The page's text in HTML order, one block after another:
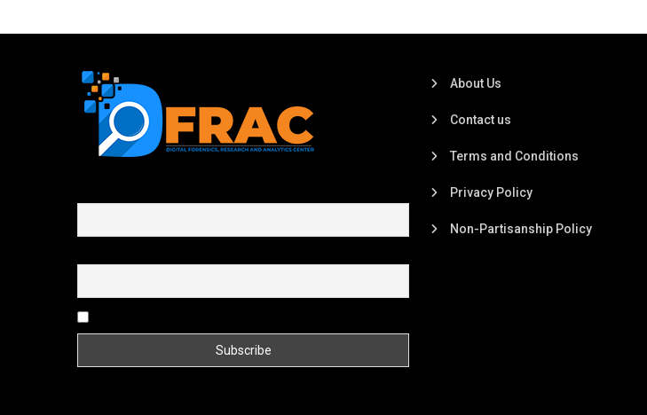
About Us
Contact us
Terms and Conditions
Privacy Policy
Non-Partisanship Policy